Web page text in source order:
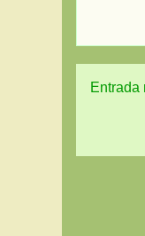
Entrada